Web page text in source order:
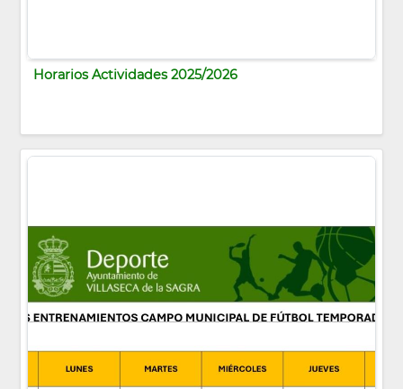
Horarios Actividades 2025/2026